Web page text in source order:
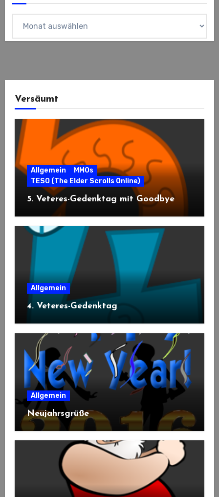
Versäumt
Allgemein
MMOs
TESO (The Elder Scrolls Online)
5. Veteres-Gedenktag mit Goodbye
Allgemein
4. Veteres-Gedenktag
Allgemein
Neujahrsgrüße